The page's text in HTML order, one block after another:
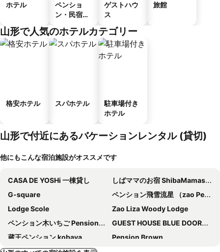
ホテル
ペンショ
ン・民宿・
ス
ゲストハウ
ス
旅館
山形で人気のホテルカテゴリー
格安ホテル スパホテル
駐車場付き
ホテル
山形で付近にあるバケーションレンタル (貸切)
他にもこんな宿泊施設がオススメです
CASA DE YOSHi 一棟貸し
しばママのお宿 ShibaMamas Casual Hotel
G-square
ペンション飛雪流星 （zao Pension Snowfall Meteor）
Lodge Scole
Zao Liza Woody Lodge
ペンション木いちご PensionKiichigo
GUEST HOUSE BLUE DOORS - Vacation STAY 73130v
蔵王ペンション kobaya
Pension Brown